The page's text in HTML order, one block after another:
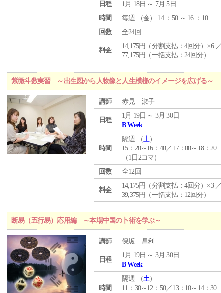
日程
1月 18日 ～ 7月 5日
時間
毎週 （金） 14 ：50 ～ 16 ：10
回数
全24回
料金
14,175円（分割支払：4回分）×6
77,175円（一括支払：24回分）
紫微斗数実習 ～出生図から人物像と人生模様のイメージを広げる～
講師 赤見 淑子
日程
1月 19日 ～ 3月 30日
B Week
時間
隔週 （土）
15：20～16：40／17：00～18：20
（1日2コマ）
回数
全12回
料金
14,175円（分割支払：4回分）×3
39,375円（一括支払：12回分）
断易（五行易）応用編 ～本場中国の卜術を学ぶ～
講師 保坂 昌利
日程
1月 19日 ～ 3月 30日
B Week
時間
隔週 （土）
11：30～12：50／13：10～14：30